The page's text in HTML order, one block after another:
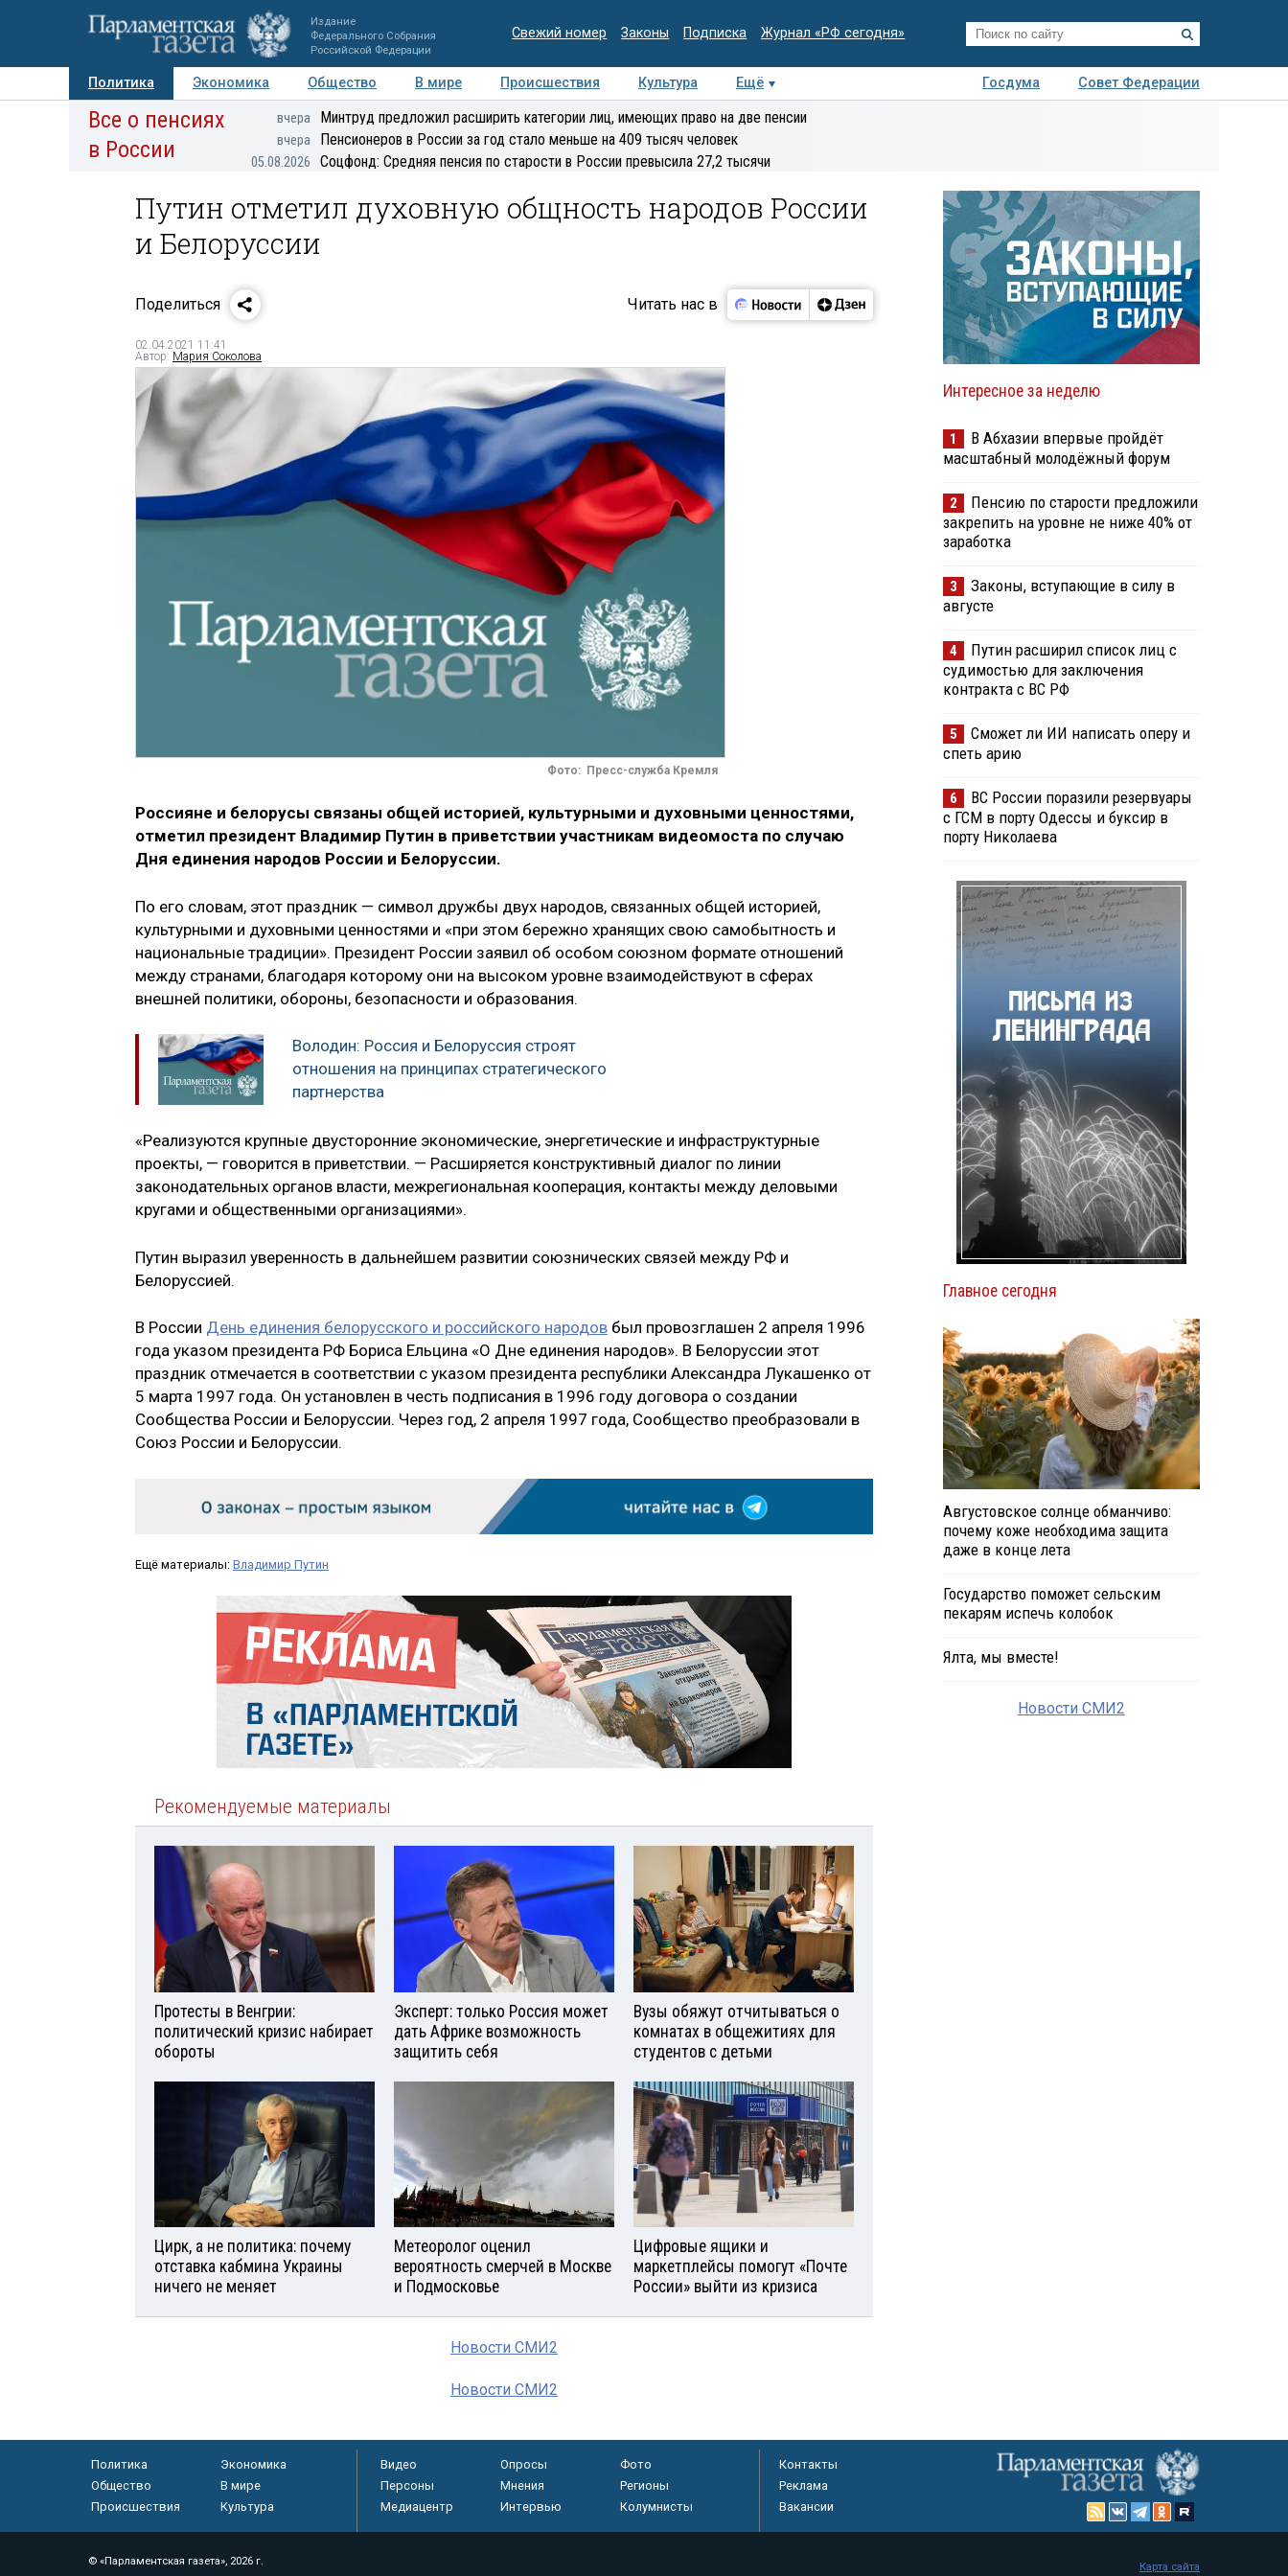
Издание
Федерального Собрания
Российской Федерации
Свежий номер Законы Подписка Журнал «РФ сегодня»
Политика Экономика Общество В мире Происшествия Культура Ещё Госдума
Совет Федерации
Авторы Персоны Мнения Регионы Медиацентр Интервью Колумнисты
Деловая
Все о пенсиях
в России
вчера Минтруд предложил расширить категории лиц, имеющих право на две пенсии
вчера Пенсионеров в России за год стало меньше на 409 тысяч человек
05.08.2026 Соцфонд: Средняя пенсия по старости в России превысила 27,2 тысячи
Путин отметил духовную общность народов России
и Белоруссии
Поделиться Читать нас в
02.04.2021 11:41
Автор: Мария Соколова
Фото: Пресс-служба Кремля
Россияне и белорусы связаны общей историей, культурными и духовными ценностями,
отметил президент Владимир Путин в приветствии участникам видеомоста по случаю
Дня единения народов России и Белоруссии.
По его словам, этот праздник — символ дружбы двух народов, связанных общей историей,
культурными и духовными ценностями и «при этом бережно хранящих свою самобытность и
национальные традиции». Президент России заявил об особом союзном формате отношений
между странами, благодаря которому они на высоком уровне взаимодействуют в сферах
внешней политики, обороны, безопасности и образования.
Володин: Россия и Белоруссия строят
отношения на принципах стратегического
партнерства
«Реализуются крупные двусторонние экономические, энергетические и инфраструктурные
проекты, — говорится в приветствии. — Расширяется конструктивный диалог по линии
законодательных органов власти, межрегиональная кооперация, контакты между деловыми
кругами и общественными организациями».
Путин выразил уверенность в дальнейшем развитии союзнических связей между РФ и
Белоруссией.
В России День единения белорусского и российского народов был провозглашен 2 апреля 1996
года указом президента РФ Бориса Ельцина «О Дне единения народов». В Белоруссии этот
праздник отмечается в соответствии с указом президента республики Александра Лукашенко от
5 марта 1997 года. Он установлен в честь подписания в 1996 году договора о создании
Сообщества России и Белоруссии. Через год, 2 апреля 1997 года, Сообщество преобразовали в
Союз России и Белоруссии.
Ещё материалы: Владимир Путин
Рекомендуемые материалы
Протесты в Венгрии:
политический кризис набирает
обороты
Эксперт: только Россия может
дать Африке возможность
защитить себя
Вузы обяжут отчитываться о
комнатах в общежитиях для
студентов с детьми
Цирк, а не политика: почему
отставка кабмина Украины
ничего не меняет
Метеоролог оценил
вероятность смерчей в Москве
и Подмосковье
Цифровые ящики и
маркетплейсы помогут «Почте
России» выйти из кризиса
Новости СМИ2
Новости СМИ2
Интересное за неделю
1
В Абхазии впервые пройдёт
масштабный молодёжный форум
2
Пенсию по старости предложили
закрепить на уровне не ниже 40% от
заработка
3
Законы, вступающие в силу в
августе
4
Путин расширил список лиц с
судимостью для заключения
контракта с ВС РФ
5
Сможет ли ИИ написать оперу и
спеть арию
6
ВС России поразили резервуары
с ГСМ в порту Одессы и буксир в
порту Николаева
Главное сегодня
Августовское солнце обманчиво:
почему коже необходима защита
даже в конце лета
Государство поможет сельским
пекарям испечь колобок
Ялта, мы вместе!
Новости СМИ2
Политика
Экономика
Общество
В мире
Происшествия
Культура
Видео Опросы
Фото
Персоны
Мнения
Регионы
Медиацентр
Интервью Колумнисты
Контакты
Реклама
Вакансии
© «Парламентская газета», 2026 г. Карта сайта